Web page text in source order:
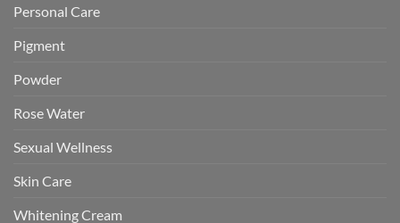
Personal Care
Pigment
Powder
Rose Water
Sexual Wellness
Skin Care
Whitening Cream